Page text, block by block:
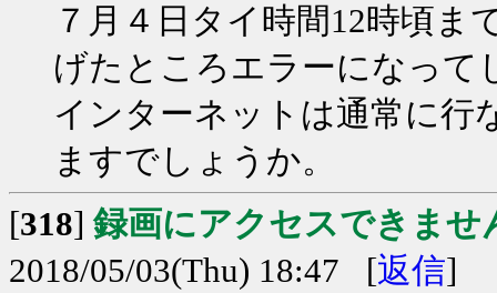
７月４日タイ時間12時頃ま
げたところエラーになって
インターネットは通常に行
ますでしょうか。
[318] 録画にアクセスできませ
2018/05/03(Thu) 18:47 [返信]